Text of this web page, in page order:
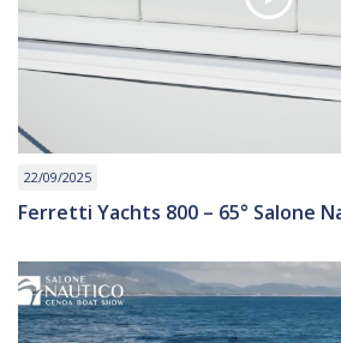
22/09/2025
Ferretti Yachts 800 – 65° Salone